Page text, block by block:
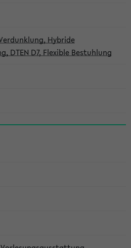
Hybride
DTEN D7, Flexible Bestuhlung